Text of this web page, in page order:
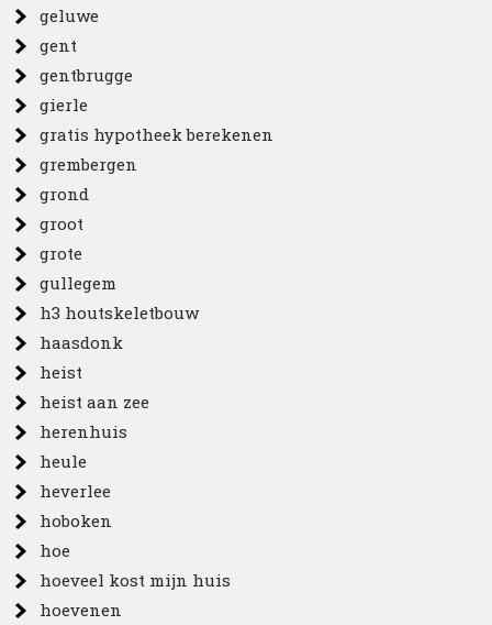
geluwe
gent
gentbrugge
gierle
gratis hypotheek berekenen
grembergen
grond
groot
grote
gullegem
h3 houtskeletbouw
haasdonk
heist
heist aan zee
herenhuis
heule
heverlee
hoboken
hoe
hoeveel kost mijn huis
hoevenen